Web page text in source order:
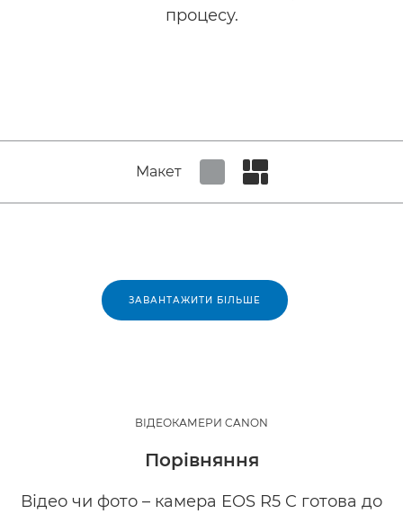
процесу.
Макет
ЗАВАНТАЖИТИ БІЛЬШЕ
ВІДЕОКАМЕРИ CANON
Порівняння
Відео чи фото – камера EOS R5 C готова до